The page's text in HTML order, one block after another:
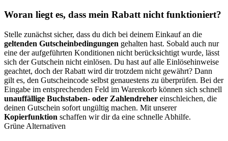
Woran liegt es, dass mein Rabatt nicht funktioniert?
Stelle zunächst sicher, dass du dich bei deinem Einkauf an die
geltenden Gutscheinbedingungen gehalten hast. Sobald auch nur
eine der aufgeführten Konditionen nicht berücksichtigt wurde, lässt
sich der Gutschein nicht einlösen. Du hast auf alle Einlösehinweise
geachtet, doch der Rabatt wird dir trotzdem nicht gewährt? Dann
gilt es, den Gutscheincode selbst genauestens zu überprüfen. Bei der
Eingabe im entsprechenden Feld im Warenkorb können sich schnell
unauffällige Buchstaben- oder Zahlendreher einschleichen, die
deinen Gutschein sofort ungültig machen. Mit unserer
Kopierfunktion schaffen wir dir da eine schnelle Abhilfe.
Grüne Alternativen